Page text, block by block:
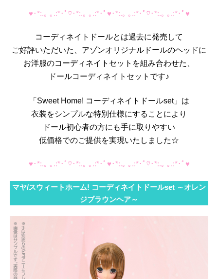
♥･*:.｡ ｡.:*･ﾟ♡･*:.｡ ｡.:*･ﾟ♥･*:.｡ ｡.:*･ﾟ♡･*:.｡ ｡.:*･ﾟ♥
コーディネイトドールとは過去に発売して
ご好評いただいた、アゾンオリジナルドールのヘッドに
お洋服のコーディネイトセットを組み合わせた、
ドールコーディネイトセットです♪
「Sweet Home! コーディネイトドールset」は
衣装をシンプルな特別仕様にすることにより
ドール初心者の方にも手に取りやすい
低価格でのご提供を実現いたしました☆
♥･*:.｡ ｡.:*･ﾟ♡･*:.｡ ｡.:*･ﾟ♥･*:.｡ ｡.:*･ﾟ♡･*:.｡ ｡.:*･ﾟ♥
マヤ/スウィートホーム! コーディネイトドールset ～オレン
ジブラウンヘア～